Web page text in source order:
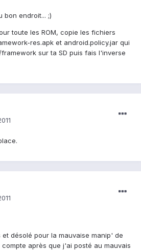
bon endroit... ;)
toute les ROM, copie les fichiers
res.apk et android.policy.jar qui
sur ta SD puis fais l'inverse
désolé pour la mauvaise manip' de
après que j'ai posté au mauvais